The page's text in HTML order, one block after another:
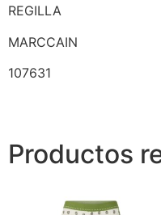
REGILLA
MARCCAIN
107631
Productos